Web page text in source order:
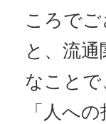
ころで
と、流
なこと
「人へ